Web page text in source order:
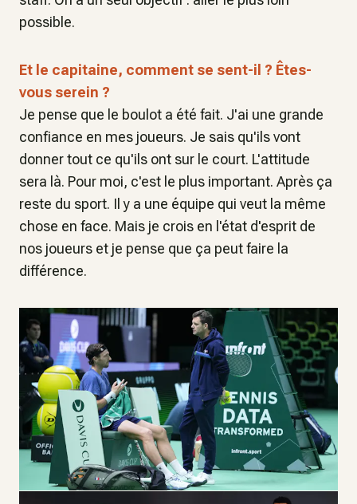
possible.
Et le capitaine, comment se sent-il ? Êtes-
vous serein ?
Je pense que le boulot a été fait. J'ai une grande
confiance en mes joueurs. Je sais qu'ils vont
donner tout ce qu'ils ont sur le court. L'attitude
sera là. Pour moi, c'est le plus important. Après ça
reste du sport. Il y a une équipe qui veut la même
chose en face. Mais je crois en l'état d'esprit de
nos joueurs et je pense que ça peut faire la
différence.